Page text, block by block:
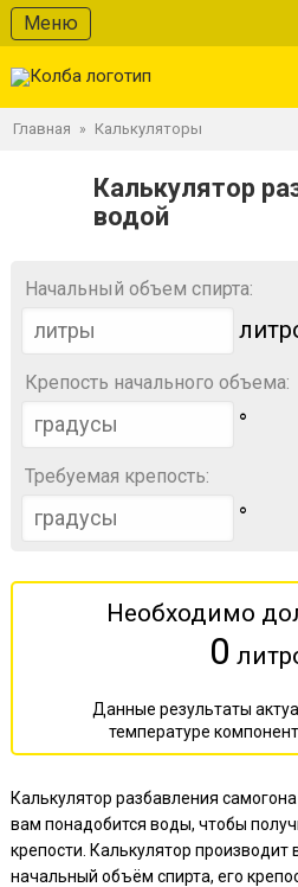
Меню
Главная » Калькуляторы
Калькулятор
водой
Начальный объем спирта:
Крепость начального объема:
°
Требуемая крепость:
°
Необходимо
0
Данные результаты
температуре
Калькулятор разбавления
вам понадобится воды, чтобы
крепости. Калькулятор производит
начальный объём спирта, его